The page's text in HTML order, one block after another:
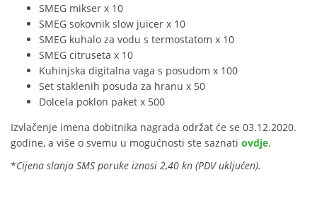
SMEG mikser x 10
SMEG sokovnik slow juicer x 10
SMEG kuhalo za vodu s termostatom x 10
SMEG citruseta x 10
Kuhinjska digitalna vaga s posudom x 100
Set staklenih posuda za hranu x 50
Dolcela poklon paket x 500
Izvlačenje imena dobitnika nagrada održat će se 03.12.2020.
godine, a više o svemu u mogućnosti ste saznati ovdje.
*Cijena slanja SMS poruke iznosi 2,40 kn (PDV uključen).